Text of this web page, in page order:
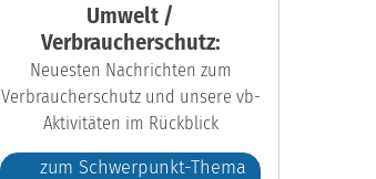
Umwelt /
Verbraucherschutz:
Neuesten Nachrichten zum
Verbraucherschutz und unsere vb-
Aktivitäten im Rückblick
zum Schwerpunkt-Thema